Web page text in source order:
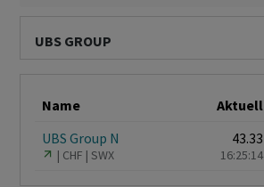
UBS GROUP
Name Aktuell
UBS Group N
CHF SWX
43.33
16:25:14